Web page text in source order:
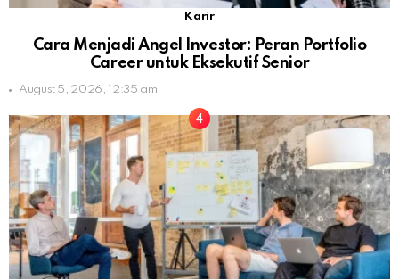
Karir
Cara Menjadi Angel Investor: Peran Portfolio
Career untuk Eksekutif Senior
August 5, 2026, 12:35 am